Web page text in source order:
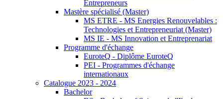
Entrepreneurs
Mastère spécialisé (Master)
MS ETRE - MS Energies Renouvelables :
Technologies et Entrepreneuriat (Master)
MS IE - MS Innovation et Entreprenariat
Programme d'échange
EuroteQ - Diplôme EuroteQ
PEI - Programmes d'échange
internationaux
Catalogue 2023 - 2024
Bachelor